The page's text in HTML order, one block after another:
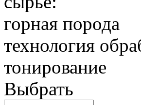
горная порода
технология
тонирование
Выбрать